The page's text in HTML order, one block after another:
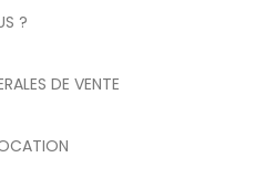
?
DE VENTE